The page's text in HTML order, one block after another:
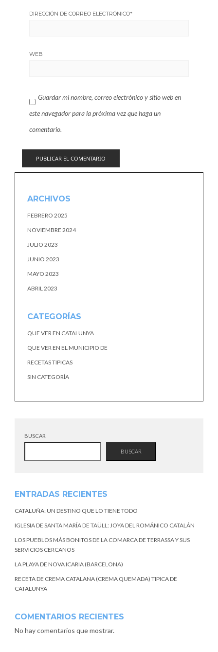
DIRECCIÓN DE CORREO ELECTRÓNICO*
WEB
Guardar mi nombre, correo electrónico y sitio web en
este navegador para la próxima vez que haga un
comentario.
ARCHIVOS
FEBRERO 2025
NOVIEMBRE 2024
JULIO 2023
JUNIO 2023
MAYO 2023
ABRIL 2023
CATEGORÍAS
QUE VER EN CATALUNYA
QUE VER EN EL MUNICIPIO DE
RECETAS TIPICAS
SIN CATEGORÍA
BUSCAR
BUSCAR
ENTRADAS RECIENTES
CATALUÑA: UN DESTINO QUE LO TIENE TODO
IGLESIA DE SANTA MARÍA DE TAÜLL: JOYA DEL ROMÁNICO CATALÁN
LOS PUEBLOS MÁS BONITOS DE LA COMARCA DE TERRASSA Y SUS
SERVICIOS CERCANOS
LA PLAYA DE NOVA ICARIA (BARCELONA)
RECETA DE CREMA CATALANA (CREMA QUEMADA) TIPICA DE
CATALUNYA
COMENTARIOS RECIENTES
No hay comentarios que mostrar.